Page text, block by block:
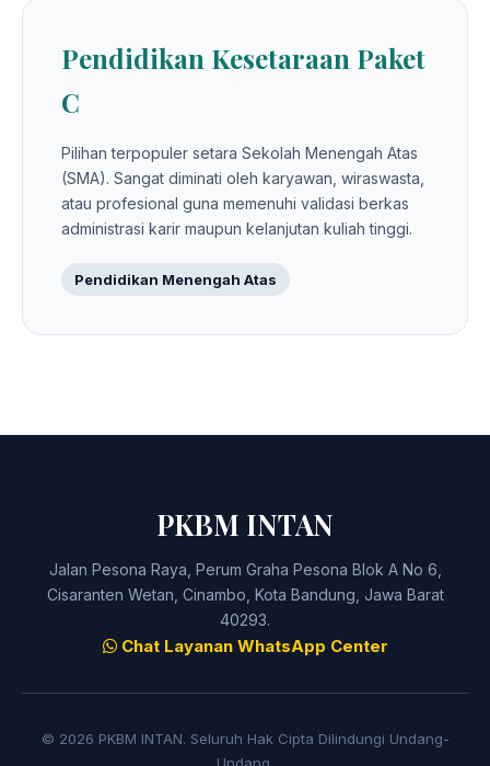
Pendidikan Kesetaraan Paket
C
Pilihan terpopuler setara Sekolah Menengah Atas
(SMA). Sangat diminati oleh karyawan, wiraswasta,
atau profesional guna memenuhi validasi berkas
administrasi karir maupun kelanjutan kuliah tinggi.
Pendidikan Menengah Atas
PKBM INTAN
Jalan Pesona Raya, Perum Graha Pesona Blok A No 6,
Cisaranten Wetan, Cinambo, Kota Bandung, Jawa Barat
40293.
Chat Layanan WhatsApp Center
© 2026 PKBM INTAN. Seluruh Hak Cipta Dilindungi Undang-
Undang.